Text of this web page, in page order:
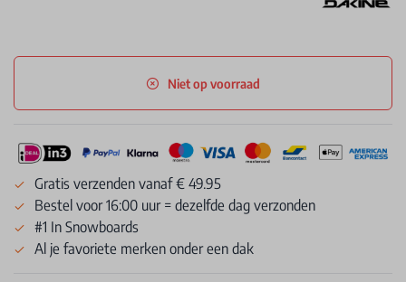
Niet op voorraad
Gratis verzenden vanaf € 49.95
Bestel voor 16:00 uur = dezelfde dag verzonden
#1 In Snowboards
Al je favoriete merken onder een dak